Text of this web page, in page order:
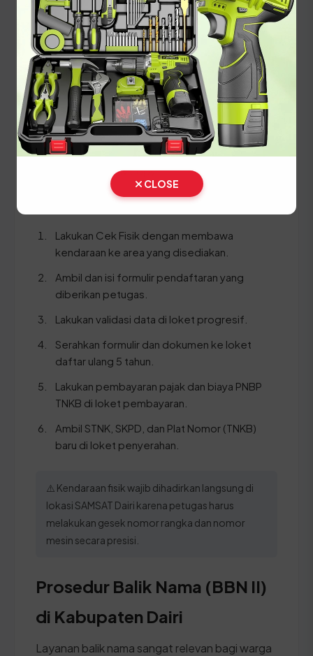
Setiap lima tahun, pemilik kendaraan wajib
melakukan pergantian pelat nomor dan cek fisik
kendaraan. Siapkan dokumen tambahan ini:
STNK asli
KTP asli
SKPD asli
BPKB asli & copy
Lakukan Cek Fisik dengan membawa
kendaraan ke area yang disediakan.
Ambil dan isi formulir pendaftaran yang
diberikan petugas.
Lakukan validasi data di loket progresif.
Serahkan formulir dan dokumen ke loket
daftar ulang 5 tahun.
Lakukan pembayaran pajak dan biaya PNBP
TNKB di loket pembayaran.
Ambil STNK, SKPD, dan Plat Nomor (TNKB)
baru di loket penyerahan.
⚠️ Kendaraan fisik wajib dihadirkan langsung di
lokasi SAMSAT Dairi karena petugas harus
melakukan gesek nomor rangka dan nomor
mesin secara presisi.
Prosedur Balik Nama (BBN II)
di Kabupaten Dairi
Layanan balik nama sangat relevan bagi warga
CLOSE